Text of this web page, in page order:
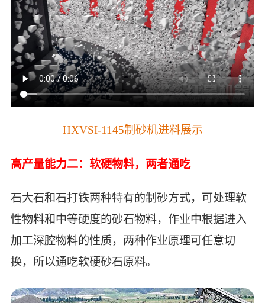
HXVSI-1145制砂机进料展示
高产量能力二： 软硬物料，两者通吃
石大石和石打铁两种特有的制砂方式，可处理软
性物料和中等硬度的砂石物料，作业中根据进入
加工深腔物料的性质，两种作业原理可任意切
换，所以通吃软硬砂石原料。